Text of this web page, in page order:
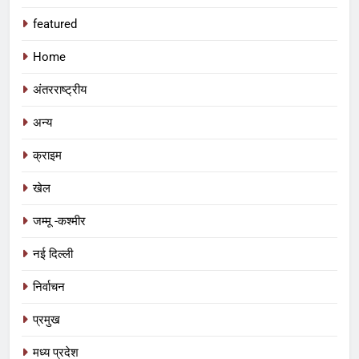
featured
Home
अंतरराष्ट्रीय
अन्य
क्राइम
खेल
जम्मू -कश्मीर
नई दिल्ली
निर्वाचन
प्रमुख
मध्य प्रदेश
5